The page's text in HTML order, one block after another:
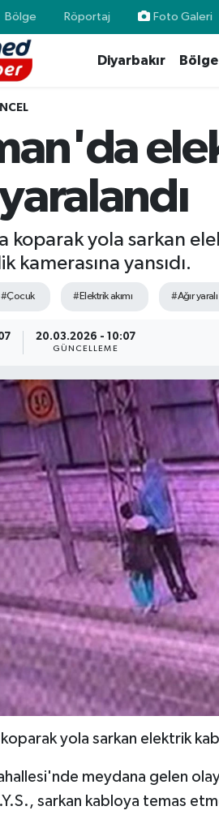
Bölge Röportaj Foto Galeri
Diyarbakır Bölge
koparak yola sarkan
kamerasına yansıdı.
#Çocuk #Elektrik akımı #Ağır yaralı
20.03.2026 - 10:07
GÜNCELLEME
yola sarkan elektrik
meydana gelen
sarkan kabloya temas
Haritası